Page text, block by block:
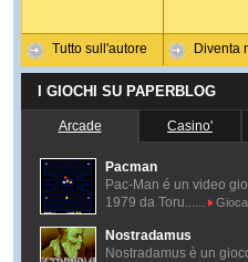
Tutto sull'autore Diventa
I GIOCHI SU PAPERBLOG
Arcade Casino'
Pacman
Pac-Man é un video
1979 da Toru......
Gioca
Nostradamus
Nostradamus è un